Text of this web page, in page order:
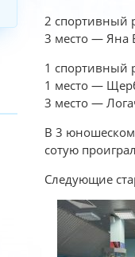
2 спортивный
3 место — Яна
1 спортивный
1 место —
3 место —
В 3 юношеском
сотую
Следующие